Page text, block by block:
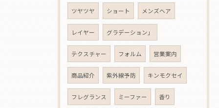
ツヤツヤ ショート メンズヘア
レイヤー グラデーション」
テクスチャー フォルム 営業案内
商品紹介 紫外線予防 キンモクセイ
フレグランス ミーファー 香り